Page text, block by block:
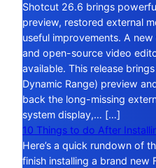
Shotcut 26.6 brings
preview, restored external
useful improvements. A
and open-source video
available. This release
Dynamic Range) preview
back the long-missing
system display,… […]
10 Things to do After
Here’s a quick rundown of
finish installing a brand new